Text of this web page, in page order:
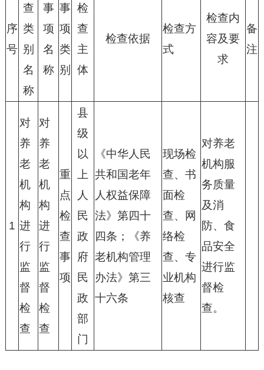
序
号
查
类
别
名
称
事
项
名
称
事
项
类
别
检
查
主
体
检查依据
检查方
式
检查内
容及要
求
备
注
1
对
养
老
机
构
进
行
监
督
检
查
对
养
老
机
构
进
行
监
督
检
查
重
点
检
查
事
项
县
级
以
上
人
民
政
府
民
政
部
门
《中华人民
共和国老年
人权益保障
法》第四十
四条；《养
老机构管理
办法》第三
十六条
现场检
查、书
面检
查、网
络检
查、专
业机构
核查
对养老
机构服
务质量
及消
防、食
品安全
进行监
督检
查。